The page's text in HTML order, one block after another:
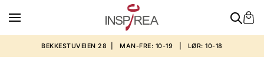
BEKKESTUVEIEN 28 | MAN-FRE: 10-19 | LØR: 10-18